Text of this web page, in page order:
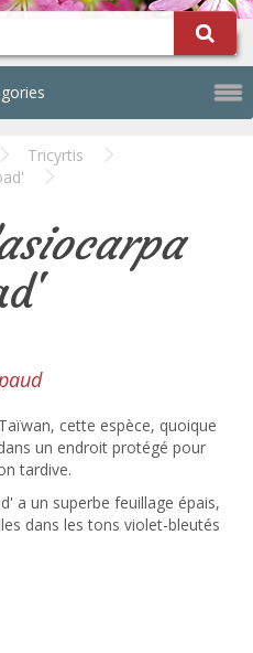
Tricyrtis
cette espèce, quoique
un endroit protégé pour
tardive.
a un superbe feuillage épais,
dans les tons violet-bleutés